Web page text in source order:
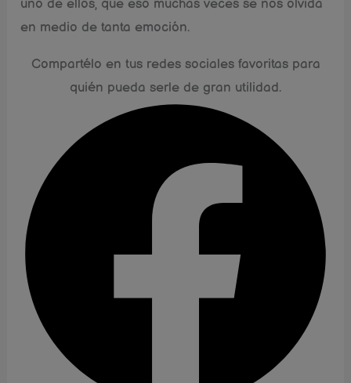
uno de ellos, que eso muchas veces se nos olvida
en medio de tanta emoción.
Compartélo en tus redes sociales favoritas para
quién pueda serle de gran utilidad.